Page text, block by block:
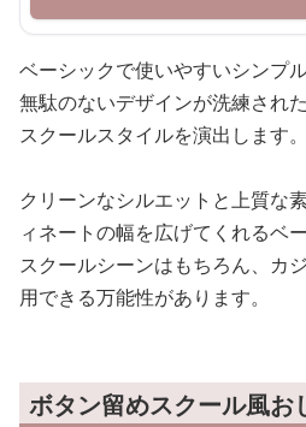
ベーシックで使いやすいシンプ
無駄のないデザインが洗練され
スクールスタイルを演出します。
クリーンなシルエットと上質な
ィネートの幅を広げてくれるベ
スクールシーンはもちろん、カ
用できる万能性があります。
ボタン留めスクール風お